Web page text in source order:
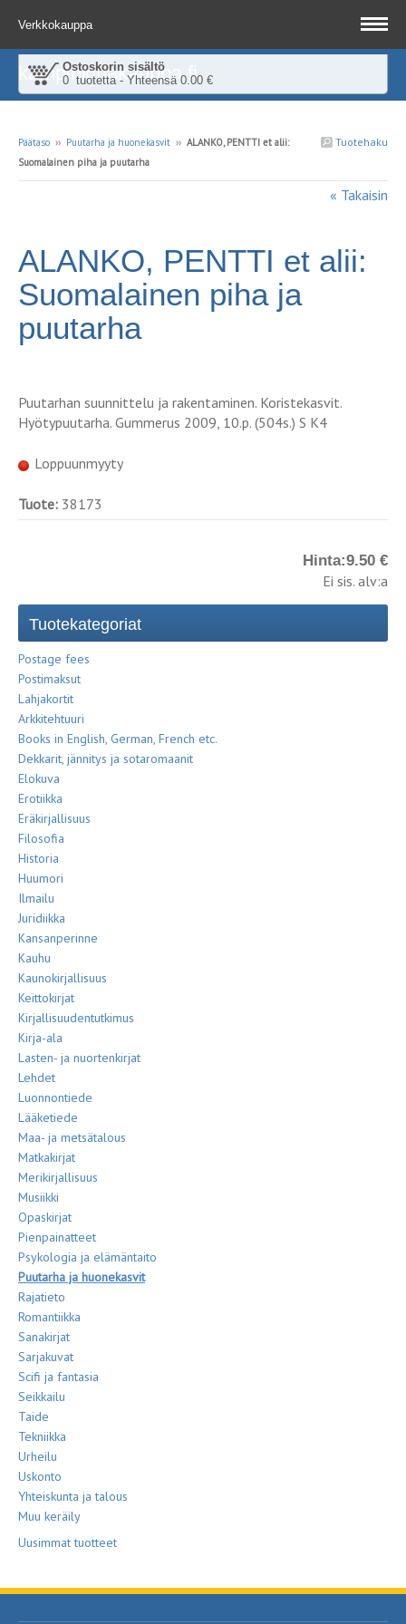
Verkkokauppa
Ostoskorin sisältö
0 tuotetta - Yhteensä 0.00 €
kampinkirjakauppa.fi
Tuotehaku
Päätaso ›› Puutarha ja huonekasvit ›› ALANKO, PENTTI et alii:
Suomalainen piha ja puutarha
« Takaisin
ALANKO, PENTTI et alii:
Suomalainen piha ja
puutarha
Puutarhan suunnittelu ja rakentaminen. Koristekasvit.
Hyötypuutarha. Gummerus 2009, 10.p. (504s.) S K4
Loppuunmyyty
Tuote: 38173
Hinta:9.50 €
Ei sis. alv:a
Tuotekategoriat
Postage fees
Postimaksut
Lahjakortit
Arkkitehtuuri
Books in English, German, French etc.
Dekkarit, jännitys ja sotaromaanit
Elokuva
Erotiikka
Eräkirjallisuus
Filosofia
Historia
Huumori
Ilmailu
Juridiikka
Kansanperinne
Kauhu
Kaunokirjallisuus
Keittokirjat
Kirjallisuudentutkimus
Kirja-ala
Lasten- ja nuortenkirjat
Lehdet
Luonnontiede
Lääketiede
Maa- ja metsätalous
Matkakirjat
Merikirjallisuus
Musiikki
Opaskirjat
Pienpainatteet
Psykologia ja elämäntaito
Puutarha ja huonekasvit
Rajatieto
Romantiikka
Sanakirjat
Sarjakuvat
Scifi ja fantasia
Seikkailu
Taide
Tekniikka
Urheilu
Uskonto
Yhteiskunta ja talous
Muu keräily
Uusimmat tuotteet